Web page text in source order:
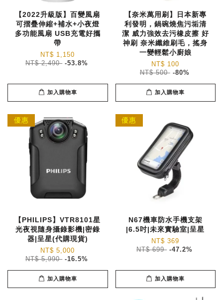
【2022升級版】百變風扇
可摺疊伸縮+補水+小夜燈
多功能風扇 USB充電好攜
帶
NT$ 1,150
NT$ 2,490 -53.8%
加入購物車
【奈米萬用刷】日本新專
利發明，鍋碗燒焦污垢清
潔 威力強效去污橡皮擦 好
神刷 奈米纖維刷毛，搖身
一變輕鬆小廚娘
NT$ 100
NT$ 500 -80%
加入購物車
優惠
【PHILIPS】VTR8101星
光夜視隨身攝錄影機|密錄
器|呈星(代購現貨)
NT$ 5,000
NT$ 5,990 -16.5%
加入購物車
優惠
N67機車防水手機支架
|6.5吋|未來實驗室|呈星
NT$ 369
NT$ 699 -47.2%
加入購物車